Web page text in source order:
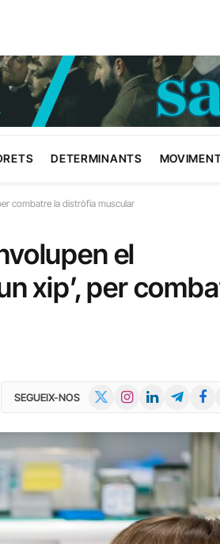
DETERMINANTS
combatre la distròfia muscular
el
xip’, per
SEGUEIX-NOS InstagramLinkedInTelegram